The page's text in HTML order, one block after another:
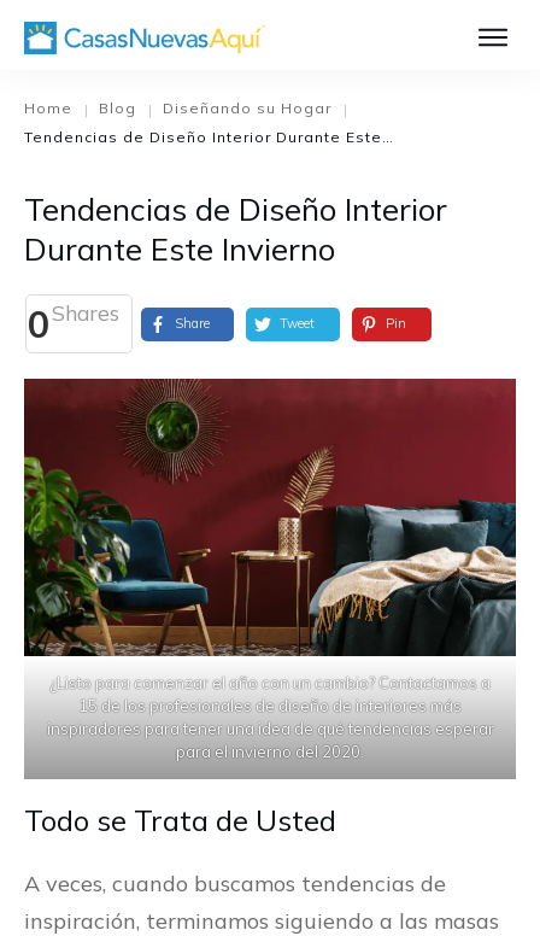
El Proceso de
Home | Blog | Diseñando su Hogar
|
Tendencias de Diseño Interior Durante Este Invierno
Tendencias de Diseño Interior
Durante Este Invierno
0Shares Share Tweet Pin
¿Listo para comenzar el año con un cambio? Contactamos a
15 de los profesionales de diseño de interiores más
inspiradores para tener una idea de qué tendencias esperar
para el invierno del 2020.
Todo se Trata de Usted
A veces, cuando buscamos tendencias de
inspiración, terminamos siguiendo a las masas